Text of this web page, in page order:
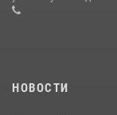
08 июля 2026, 09:38
НОВОСТИ